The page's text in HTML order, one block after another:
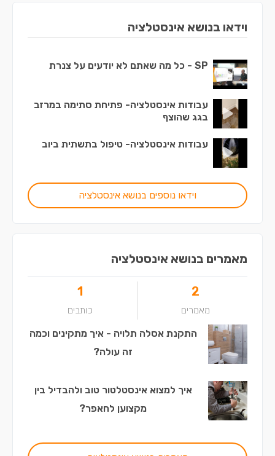
וידאו בנושא אינסטלציה
SP - כל מה שאתם לא יודעים על צנרת
עבודות אינסטלציה- פתיחת סתימה במרזב
בגג שהוצף
עבודות אינסטלציה- טיפול בתשתית ביוב
וידאו נוספים בנושא אינסטלציה
מאמרים בנושא אינסטלציה
2
מאמרים
1
כותבים
התקנת אסלה תלויה - איך מתקינים וכמה
זה עולה?
איך למצוא אינסטלטור טוב ולהבדיל בין
מקצוען לחאפר?